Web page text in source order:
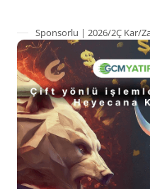
Sponsorlu | 2026/2Ç Kar/